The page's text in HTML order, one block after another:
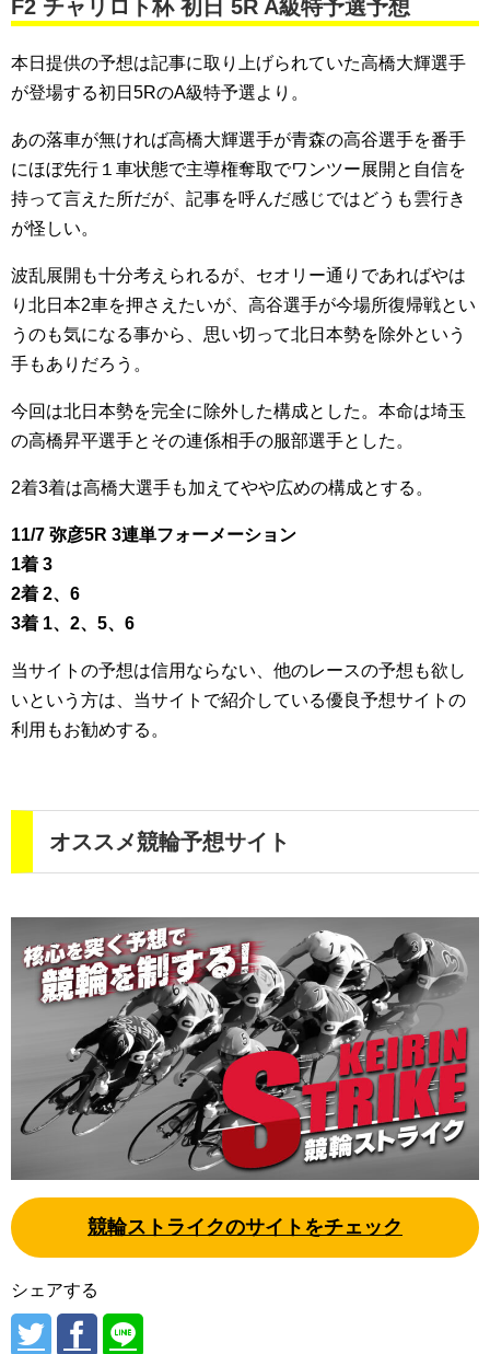
F2 チャリロト杯 初日 5R A級特予選予想
本日提供の予想は記事に取り上げられていた高橋大輝選手
が登場する初日5RのA級特予選より。
あの落車が無ければ高橋大輝選手が青森の高谷選手を番手
にほぼ先行１車状態で主導権奪取でワンツー展開と自信を
持って言えた所だが、記事を呼んだ感じではどうも雲行き
が怪しい。
波乱展開も十分考えられるが、セオリー通りであればやは
り北日本2車を押さえたいが、高谷選手が今場所復帰戦とい
うのも気になる事から、思い切って北日本勢を除外という
手もありだろう。
今回は北日本勢を完全に除外した構成とした。本命は埼玉
の高橋昇平選手とその連係相手の服部選手とした。
2着3着は高橋大選手も加えてやや広めの構成とする。
11/7 弥彦5R 3連単フォーメーション
1着 3
2着 2、6
3着 1、2、5、6
当サイトの予想は信用ならない、他のレースの予想も欲し
いという方は、当サイトで紹介している優良予想サイトの
利用もお勧めする。
オススメ競輪予想サイト
競輪ストライクのサイトをチェック
シェアする